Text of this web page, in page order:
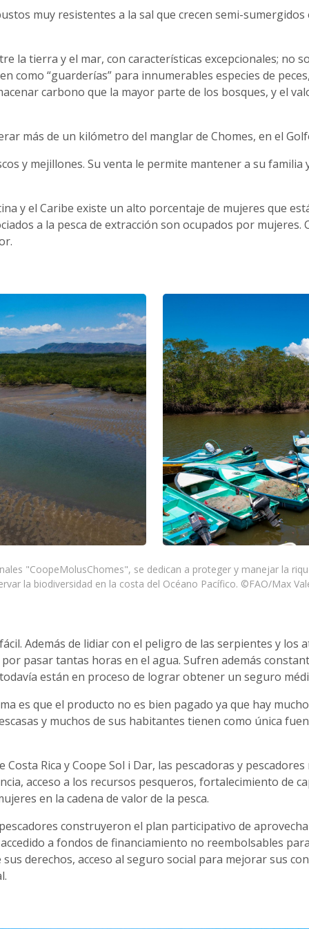
muy resistentes a la sal que crecen semi-
la tierra y el mar, con características excepcionales; no
como “guarderías” para innumerables especies de
carbono que la mayor parte de los bosques, y el
más de un kilómetro del manglar de Chomes, en el
y mejillones. Su venta le permite mantener a su
y el Caribe existe un alto porcentaje de mujeres que
a la pesca de extracción son ocupados por
"CoopeMolusChomes", se dedican a proteger y manejar la
la biodiversidad en la costa del Océano Pacífico. ©FAO/Max
Además de lidiar con el peligro de las serpientes y los
pasar tantas horas en el agua. Sufren además
están en proceso de lograr obtener un seguro
es que el producto no es bien pagado ya que hay
y muchos de sus habitantes tienen como única
Rica y Coope Sol i Dar, las pescadoras y
acceso a los recursos pesqueros, fortalecimiento de
en la cadena de valor de la pesca.
construyeron el plan participativo de
a fondos de financiamiento no reembolsables
derechos, acceso al seguro social para mejorar sus